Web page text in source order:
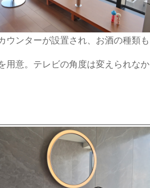
ウンターが設置され、お酒の種類も
用意。テレビの角度は変えられなか